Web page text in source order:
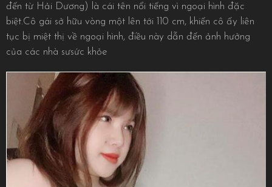
đến từ Hải Dương) là cái tên nổi tiếng vì ngoại hình đặc
biệt.Cô gái sở hữu vòng một lên tới 110 cm, khiến cô ấy liên
tục bị miệt thị về ngoại hình, điều này dẫn đến ảnh hưởng
của các nhà sưsức khỏe